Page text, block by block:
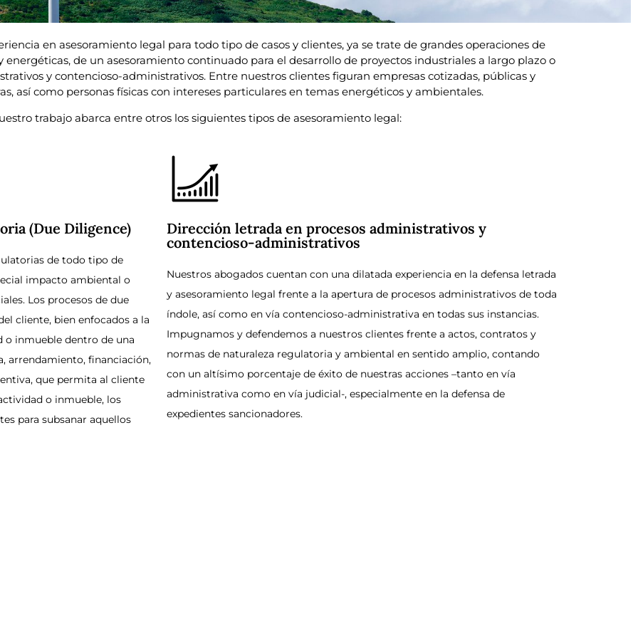
en asesoramiento legal para todo tipo de casos y clientes, ya se trate de grandes operaciones de
de un asesoramiento continuado para el desarrollo de proyectos industriales a largo plazo o
y contencioso-administrativos. Entre nuestros clientes figuran empresas cotizadas, públicas y
así como personas físicas con intereses particulares en temas energéticos y ambientales.
trabajo abarca entre otros los siguientes tipos de asesoramiento legal:
(Due Diligence)
de todo tipo de
impacto ambiental o
Los procesos de due
cliente, bien enfocados a la
o inmueble dentro de una
arrendamiento, financiación,
que permita al cliente
o inmueble, los
para subsanar aquellos
Dirección letrada en procesos administrativos y
contencioso-administrativos
Nuestros abogados cuentan con una dilatada experiencia en la defensa letrada
y asesoramiento legal frente a la apertura de procesos administrativos de toda
índole, así como en vía contencioso-administrativa en todas sus instancias.
Impugnamos y defendemos a nuestros clientes frente a actos, contratos y
normas de naturaleza regulatoria y ambiental en sentido amplio, contando
con un altísimo porcentaje de éxito de nuestras acciones –tanto en vía
administrativa como en vía judicial-, especialmente en la defensa de
expedientes sancionadores.